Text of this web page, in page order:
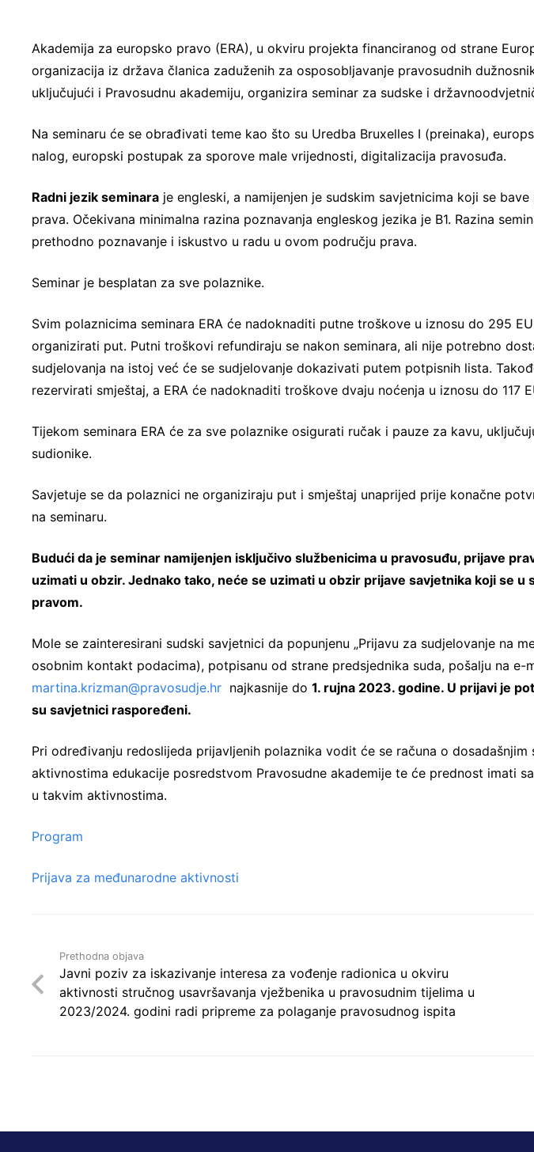
Akademija za europsko pravo (ERA), u okviru projekta financiranog od strane
organizacija iz država članica zaduženih za osposobljavanje pravosudnih
uključujući i Pravosudnu akademiju, organizira seminar za sudske i
Na seminaru će se obrađivati teme kao što su Uredba Bruxelles I (preinaka),
nalog, europski postupak za sporove male vrijednosti, digitalizacija pravosuđa.
Radni jezik seminara je engleski, a namijenjen je sudskim savjetnicima koji se
prava. Očekivana minimalna razina poznavanja engleskog jezika je B1. Razina
prethodno poznavanje i iskustvo u radu u ovom području prava.
Seminar je besplatan za sve polaznike.
Svim polaznicima seminara ERA će nadoknaditi putne troškove u iznosu do 295
organizirati put. Putni troškovi refundiraju se nakon seminara, ali nije potrebno
sudjelovanja na istoj već će se sudjelovanje dokazivati putem potpisnih lista.
rezervirati smještaj, a ERA će nadoknaditi troškove dvaju noćenja u iznosu do 117
Tijekom seminara ERA će za sve polaznike osigurati ručak i pauze za kavu,
sudionike.
Savjetuje se da polaznici ne organiziraju put i smještaj unaprijed prije konačne
na seminaru.
Budući da je seminar namijenjen isključivo službenicima u pravosuđu, prijave
uzimati u obzir. Jednako tako, neće se uzimati u obzir prijave savjetnika koji se u
pravom.
Mole se zainteresirani sudski savjetnici da popunjenu „Prijavu za sudjelovanje na
osobnim kontakt podacima), potpisanu od strane predsjednika suda, pošalju na e-
martina.krizman@pravosudje.hr najkasnije do 1. rujna 2023. godine. U prijavi je
su savjetnici raspoređeni.
Pri određivanju redoslijeda prijavljenih polaznika vodit će se računa o dosadašnjim
aktivnostima edukacije posredstvom Pravosudne akademije te će prednost imati
u takvim aktivnostima.
Program
Prijava za međunarodne aktivnosti
Prethodna objava
Javni poziv za iskazivanje interesa za vođenje radionica u okviru
aktivnosti stručnog usavršavanja vježbenika u pravosudnim tijelima u
2023/2024. godini radi pripreme za polaganje pravosudnog ispita